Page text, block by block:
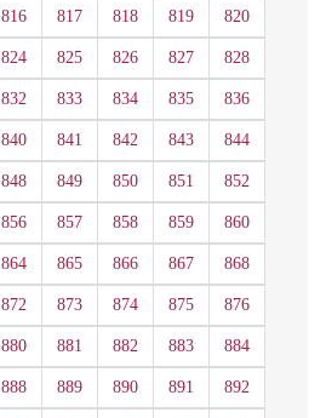
816 817 818 819 820
824 825 826 827 828
832 833 834 835 836
840 841 842 843 844
848 849 850 851 852
856 857 858 859 860
864 865 866 867 868
872 873 874 875 876
880 881 882 883 884
888 889 890 891 892